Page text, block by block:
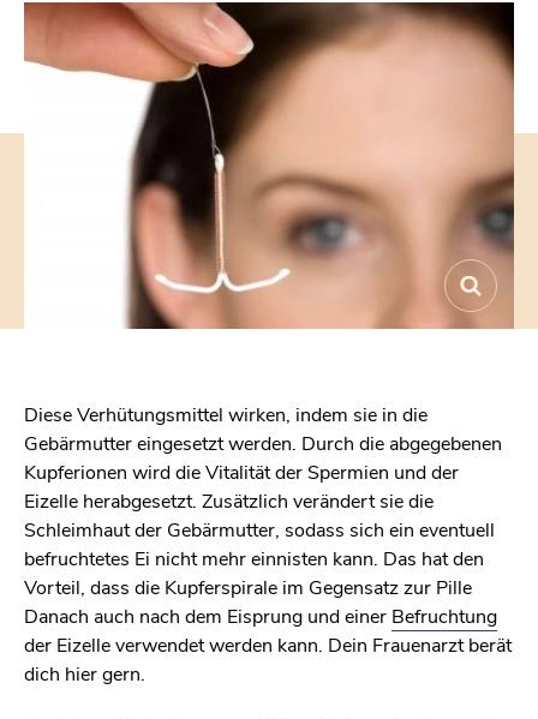
Diese Verhütungsmittel wirken, indem sie in die
Gebärmutter eingesetzt werden. Durch die abgegebenen
Kupferionen wird die Vitalität der Spermien und der
Eizelle herabgesetzt. Zusätzlich verändert sie die
Schleimhaut der Gebärmutter, sodass sich ein eventuell
befruchtetes Ei nicht mehr einnisten kann. Das hat den
Vorteil, dass die Kupferspirale im Gegensatz zur Pille
Danach auch nach dem Eisprung und einer Befruchtung
der Eizelle verwendet werden kann. Dein Frauenarzt berät
dich hier gern.